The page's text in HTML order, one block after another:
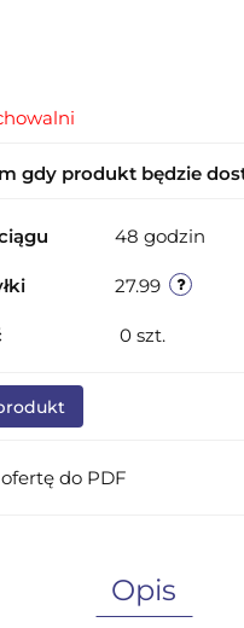
gdy produkt będzie
48 godzin
27.99
0 szt.
do PDF
Opis